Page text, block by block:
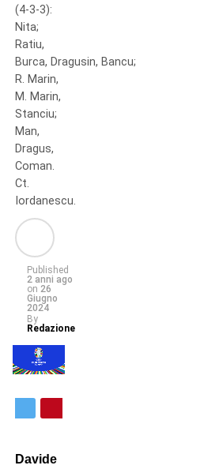
(4-3-3):
Nita;
Ratiu,
Burca, Dragusin, Bancu;
R. Marin,
M. Marin,
Stanciu;
Man,
Dragus,
Coman.
Ct.
Iordanescu.
Published
2 anni ago
on 26
Giugno
2024
By
Redazione
Davide